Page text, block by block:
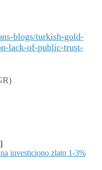
blogs/turkish-gold-
lack-of-public-trust-
investiciono zlato 1-3%